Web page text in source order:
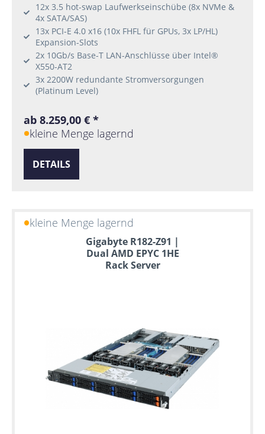
12x 3.5 hot-swap Laufwerkseinschübe (8x NVMe &
4x SATA/SAS)
13x PCI-E 4.0 x16 (10x FHFL für GPUs, 3x LP/HL)
Expansion-Slots
2x 10Gb/s Base-T LAN-Anschlüsse über Intel®
X550-AT2
3x 2200W redundante Stromversorgungen
(Platinum Level)
ab 8.259,00 € *
kleine Menge lagernd
DETAILS
kleine Menge lagernd
Gigabyte R182-Z91 |
Dual AMD EPYC 1HE
Rack Server